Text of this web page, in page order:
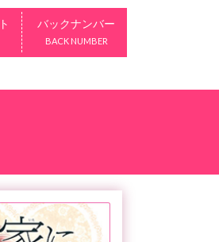
バックナンバー
BACK NUMBER